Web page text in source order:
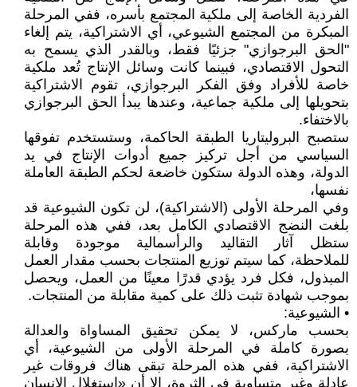
الفردية الخاصة إلى ملكية المجتمع بأسره، ففي المرحلة
المبكرة من المجتمع الشيوعي، أي الاشتراكية، يتم إلغاء
"الحق البرجوازي" جزئيًا فقط، وبالقدر الذي يسمح به
التحول الاقتصادي، فبينما كانت وسائل الإنتاج تُعد ملكية
خاصة للأفراد وفق الفكر البرجوازي، تقوم الاشتراكية
بتحويلها إلى ملكية جماعية، وعندها يبدأ الحق البرجوازي
بالاختفاء.
ستصبح البروليتاريا الطبقة الحاكمة، وستستخدم تفوقها
السياسي من أجل تركيز جميع أدوات الإنتاج في يد
الدولة، وهذه الدولة ستكون خاضعة لحكم الطبقة العاملة
نفسها،
وفي المرحلة الأولى (الاشتراكية)، لن تكون الشيوعية قد
بلغت النضج الاقتصادي الكامل بعد، ففي هذه المرحلة
ستظل آثار التقاليد والرأسمالية موجودة وقابلة
للملاحظة، كما سيتم توزيع المنتجات بحسب مقدار العمل
المبذول، فكل فرد يؤدي قدرًا معينًا من العمل، ويحصل
بموجب شهادة تثبت ذلك على كمية مقابلة من المنتجات.
• الشيوعية:
بحسب ماركس، لا يمكن تحقيق المساواة والعدالة
بصورة كاملة في المرحلة الأولى من الشيوعية، أي
الاشتراكية، ففي هذه المرحلة تبقى هناك فروقات غير
عادلة وغير متساوية في الثروة، إلا أن «استغلال الإنسان